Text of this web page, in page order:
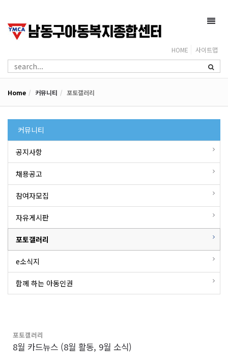
HOME 사이트맵
Home 커뮤니티 포토갤러리
커뮤니티
공지사항
채용공고
참여자모집
자유게시판
포토갤러리
e소식지
함께 하는 아동인권
포토갤러리
8월 카드뉴스 (8월 활동, 9월 소식)